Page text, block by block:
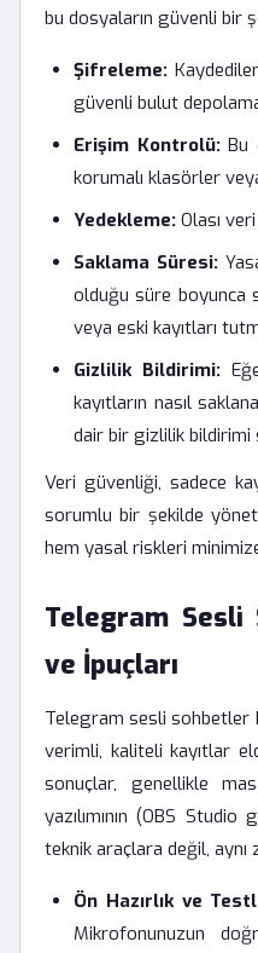
bu dosyaların güvenli bir
Şifreleme:
güvenli bulut
Erişim Kontrolü:Bu
korumalı klasörler
Yedekleme: Olası
Saklama Süresi:
olduğu süre boyunca
veya eski kayıtları
Gizlilik Bildirimi:
kayıtların nasıl
dair bir gizlilik bildirimi
Veri güvenliği, sadece
sorumlu bir şekilde
hem yasal riskleri
Telegram
ve İpuçları
Telegram sesli sohbetler
verimli, kaliteli kayıtlar
sonuçlar, genellikle
yazılımının (OBS
teknik araçlara değil, aynı
Ön Hazırlık ve
Mikrofonunuzun